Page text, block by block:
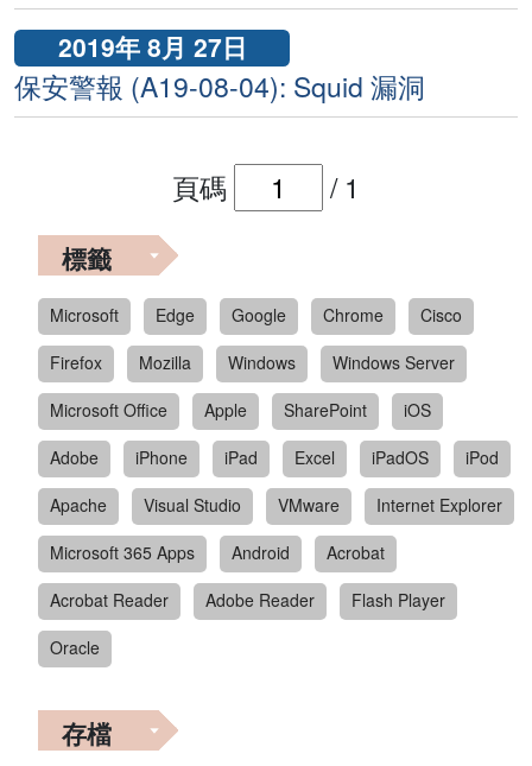
2019年 8月 27日
保安警報 (A19-08-04): Squid 漏洞
頁碼 / 1
標籤
Microsoft Edge Google Chrome
Cisco
Firefox
Mozilla Windows
Windows Server
Microsoft Office
Apple SharePoint
iOS
Adobe
iPhone iPad Excel iPadOS
iPod
Apache
Visual Studio VMware
Internet Explorer
Microsoft 365 Apps
Android
Acrobat
Acrobat Reader
Adobe Reader
Flash Player
Oracle
存檔